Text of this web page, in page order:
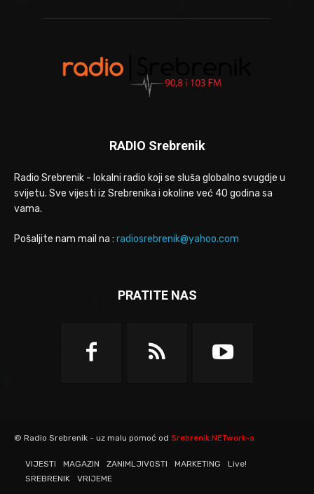
RADIO Srebrenik
Radio Srebrenik - lokalni radio koji se sluša globalno svugdje u
svijetu. Sve vijesti iz Srebrenika i okoline već 40 godina sa
vama.
Pošaljite nam mail na : radiosrebrenik@yahoo.com
PRATITE NAS
© Radio Srebrenik - uz malu pomoć od Srebrenik.NETwork-a
VIJESTI MAGAZIN ZANIMLJIVOSTI MARKETING
Live!
SREBRENIK
VRIJEME